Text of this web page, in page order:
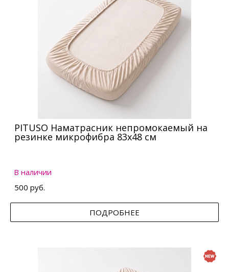
PITUSO Наматрасник непромокаемый на
резинке микрофибра 83х48 см
В наличии
500 руб.
ПОДРОБНЕЕ